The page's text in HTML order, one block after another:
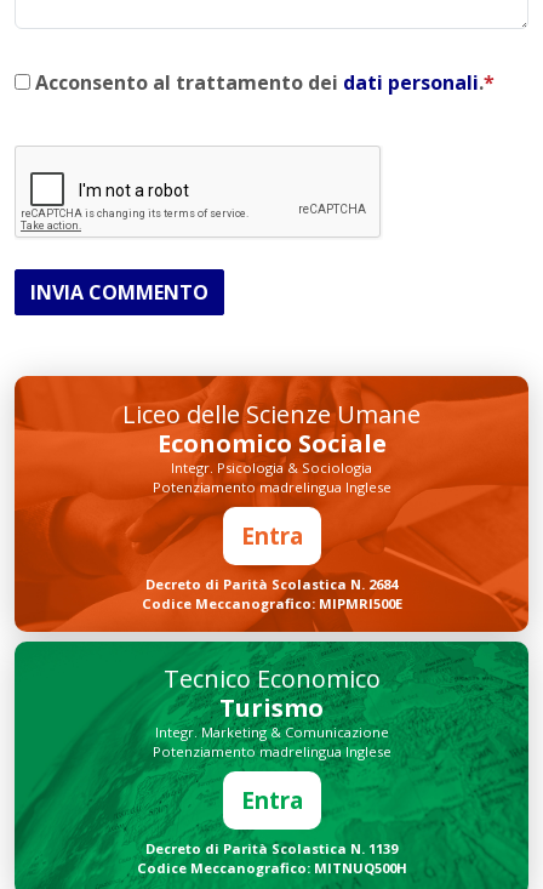
Acconsento al trattamento dei dati personali.*
INVIA COMMENTO
Liceo delle Scienze Umane
Economico Sociale
Integr. Psicologia & Sociologia
Potenziamento madrelingua Inglese
Entra
Decreto di Parità Scolastica N. 2684
Codice Meccanografico: MIPMRI500E
Tecnico Economico
Turismo
Integr. Marketing & Comunicazione
Potenziamento madrelingua Inglese
Entra
Decreto di Parità Scolastica N. 1139
Codice Meccanografico: MITNUQ500H